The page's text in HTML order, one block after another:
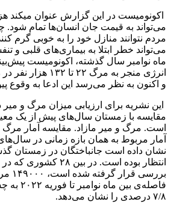
اکونومیست در این گزارش عنوان میکند
می‌تواند به قیمت جان انسان‌ها تمام
مردم نتوانند منازل خود را به خوبی گرم
می‌تواند خطر ابتلا به بیماری‌های قلبی و
ماه نوامبر سال گذشته، اکونومیست
انرژی منجر به مرگ
و اکنون به نظر می‌رسد این ادعا به وقوع
این نشریه برای ارزیابی میزان مرگ و
مقایسه با زمستان سال‌های پیش از یک
است. مرگ و میر مازاد. مقایسه آمار مرگ
نشان داده است جانباختگان در زمستان
انتظار بوده است. در بین
فاصله‌ی
۷/۸ درصدی را نشان می‌دهد.